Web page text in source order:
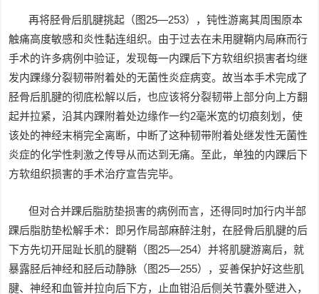
再将胫骨后肌腱挑起（图25—253），钝性游离其周围原本
触痛高度敏感和炎性黏连组织。由于过去在未用腱鞘内局麻而行
手术的许多病例中验证，发现每一内踝后下方软组织损害者均继
发内踝缘分裂韧带附着处的无菌性炎症病变。故当本手术完成了
胫骨后肌腱的彻底松解以后，也应该将分裂韧带上部分向上方翻
起并拉紧，沿其内踝附着处边缘作一约2毫米宽的切痕刻划，使
该处的神经末梢完全离断，中断了这种韧带附着处继发性无菌性
炎症的化学性刺激之传导从而达到无痛。至此，单独的内踝后下
方软组织损害的手术治疗宣告完毕。
但对合并踝后脂肪垫损害的病例而言，还得同时加行内半部
踝后脂肪垫松解手术：即另作局部麻醉注射，在胫骨后肌腱的后
下方先切开屈趾长肌的腱鞘（图25—254）并将肌腱游离后，就
暴露胫后神经和胫后动静脉（图25—255），妥善保护好这些肌
腱、神经和血管并拉向后下方，止血钳沿后侧关节囊外壁进入，